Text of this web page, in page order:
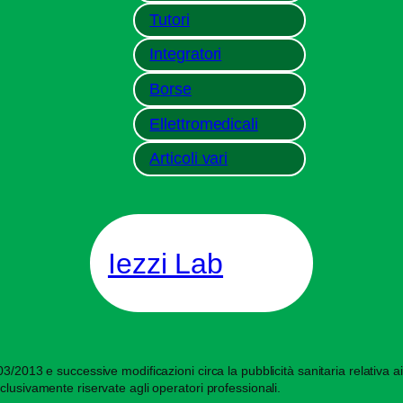
Tutori
Integratori
Borse
Ellettromedicali
Articoli vari
Iezzi Lab
2013 e successive modificazioni circa la pubblicità sanitaria relativa
riservate agli operatori professionali.